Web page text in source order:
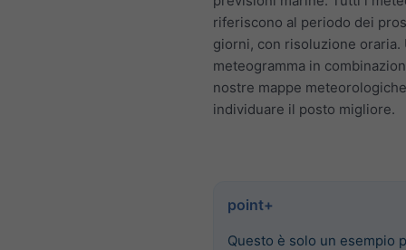
riferiscono al periodo dei
giorni, con risoluzione oraria.
meteogramma in
nostre mappe
individuare il posto migliore.
point+
Questo è solo un esempio